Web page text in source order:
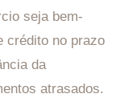
seja bem-
crédito no prazo
da
atrasados.